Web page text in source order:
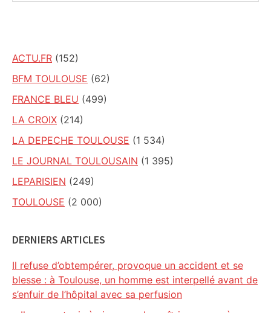
ACTU.FR (152)
BFM TOULOUSE (62)
FRANCE BLEU (499)
LA CROIX (214)
LA DEPECHE TOULOUSE (1 534)
LE JOURNAL TOULOUSAIN (1 395)
LEPARISIEN (249)
TOULOUSE (2 000)
DERNIERS ARTICLES
Il refuse d’obtempérer, provoque un accident et se
blesse : à Toulouse, un homme est interpellé avant de
s’enfuir de l’hôpital avec sa perfusion